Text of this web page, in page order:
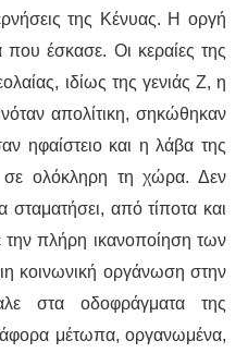
της Κένυας. Η οργή
έσκασε. Οι κεραίες της
ιδίως της γενιάς Ζ, η
απολίτικη, σηκώθηκαν
ηφαίστειο και η λάβα της
σε ολόκληρη τη χώρα. Δεν
από τίποτα και
πλήρη ικανοποίηση των
κοινωνική οργάνωση στην
στα οδοφράγματα της
μέτωπα, οργανωμένα,